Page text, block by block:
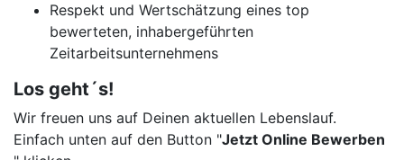
Respekt und Wertschätzung eines top
bewerteten, inhabergeführten
Zeitarbeitsunternehmens
Los geht´s!
Wir freuen uns auf Deinen aktuellen Lebenslauf.
Einfach unten auf den Button "Jetzt Online Bewerben